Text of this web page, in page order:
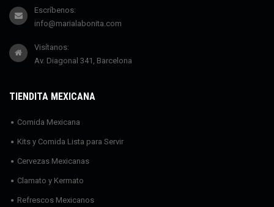
Escríbenos:
info@marialabonita.com
Visítanos:
Av. Diagonal 341, Barcelona
TIENDITA MEXICANA
Comida Mexicana
Kits y Comida Lista para Servir
Cervezas Mexicanas
Clamato y Kermato
Refrescos Mexicanos